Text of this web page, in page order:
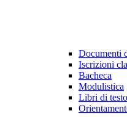
Documenti
Iscrizioni
Bacheca
Modulistica
Libri di